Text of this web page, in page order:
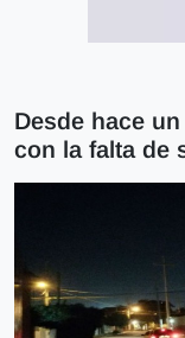
Desde hace
con la falta de